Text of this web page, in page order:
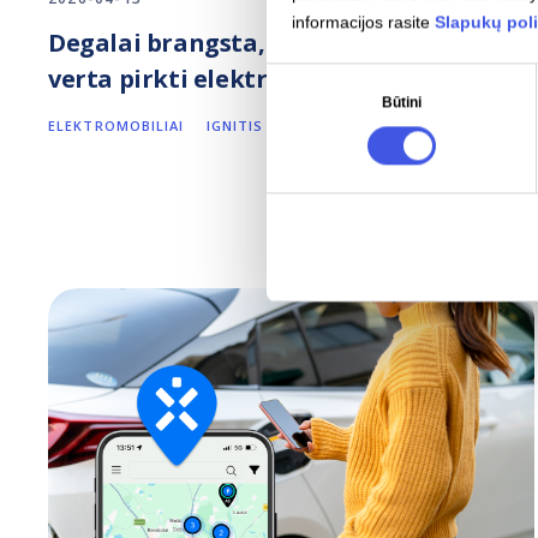
informacijos rasiteSlapukų
Sutikimo
Būtini
Degalai brangsta, elektra – ne: ar
verta pirkti elektromobilį?
ELEKTROMOBILIAI IGNITIS ON